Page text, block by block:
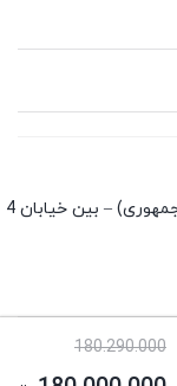
180.290.000قیمت
اصلی:
شعبه اداری 1: کرج – گوهردشت – بلوار رستاخیز (جمهوری) – بین خیابان 4